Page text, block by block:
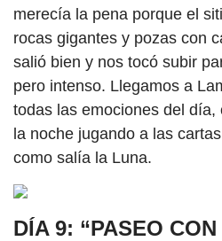
merecía la pena porque el
rocas gigantes y pozas con
salió bien y nos tocó subir
pero intenso. Llegamos a
todas las emociones del día,
la noche jugando a las
como salía la Luna.
DÍA 9: “PASEO